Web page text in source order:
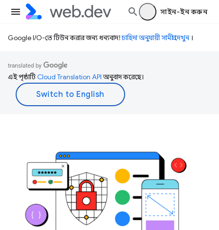
সাইন-ইন করুন
Google I/O-তে টিউন করার জন্য ধন্যবাদ!চাহিদা অনুযায়ী সামগ্রী দেখুন।
এই পৃষ্ঠাটিCloud Translation APIঅনুবাদ করেছে।